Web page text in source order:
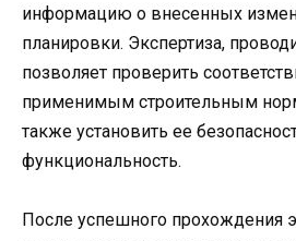
информацию о внесенных
планировки. Экспертиза,
позволяет проверить
применимым строительным
также установить ее
функциональность.
После успешного прохождения